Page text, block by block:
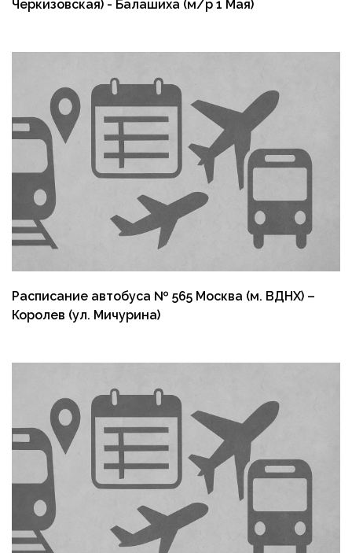
Черкизовская) - Балашиха (м/р 1 Мая)
Расписание автобуса № 565 Москва (м. ВДНХ) –
Королев (ул. Мичурина)